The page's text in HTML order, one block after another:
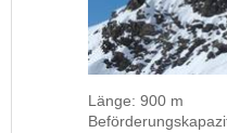
Länge: 900 m